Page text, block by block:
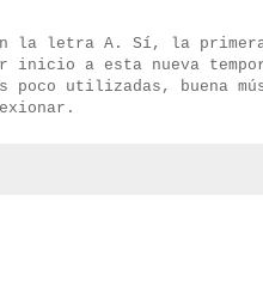
en la letra A. Sí, la
inicio a esta nueva
poco utilizadas, buena